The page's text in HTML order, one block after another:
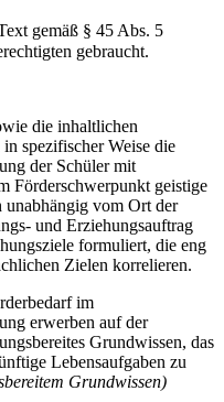
gemäß § 45 Abs. 5
gebraucht.
die inhaltlichen
spezifischer Weise die
der Schüler mit
Förderschwerpunkt geistige
vom Ort der
und Erziehungsauftrag
formuliert, die eng
Zielen korrelieren.
im
erwerben auf der
Grundwissen, das
Lebensaufgaben zu
Grundwissen)